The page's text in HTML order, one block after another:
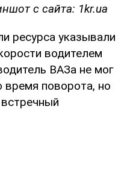
с сайта: 1kr.ua
ресурса указывали
водителем
ВАЗа не мог
поворота, но